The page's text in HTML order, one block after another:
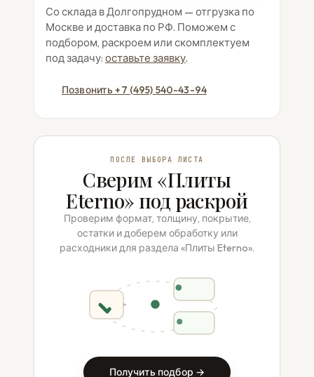
Со склада в Долгопрудном — отгрузка по
Москве и доставка по РФ. Поможем с
подбором, раскроем или скомплектуем
под задачу: оставьте заявку.
Позвонить +7 (495) 540-43-94
ПОСЛЕ ВЫБОРА ЛИСТА
Сверим «Плиты
Eterno» под раскрой
Проверим формат, толщину, покрытие,
остатки и доберем обработку или
расходники для раздела «Плиты Eterno».
Получить подбор →